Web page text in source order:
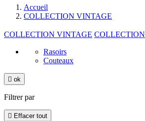
Accueil
COLLECTION VINTAGE
COLLECTION VINTAGE
Rasoirs
Couteaux
 ok
Filtrer par
 Effacer tout